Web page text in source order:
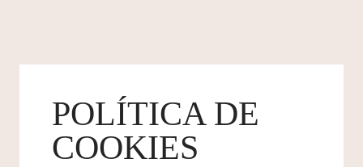
POLÍTICA DE
COOKIES